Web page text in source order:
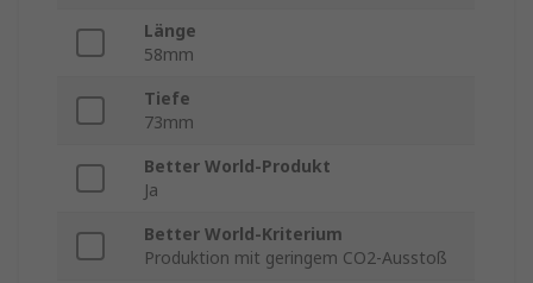
Länge
58mm
Tiefe
73mm
Better World-Produkt
Ja
Better World-Kriterium
Produktion mit geringem CO2-Ausstoß